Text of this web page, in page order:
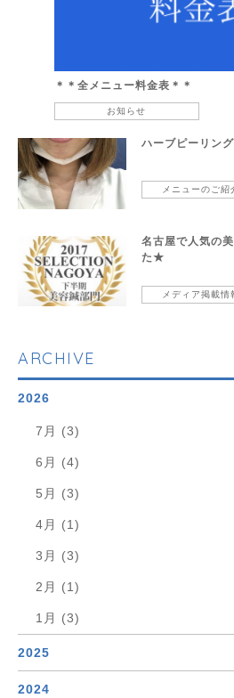
＊＊全メニュー料金表＊＊
お知らせ
ハーブピーリン
メニューのご紹
名古屋で人気の
た★
メディア掲載情
ARCHIVE
2026
7月 (3)
6月 (4)
5月 (3)
4月 (1)
3月 (3)
2月 (1)
1月 (3)
2025
2024